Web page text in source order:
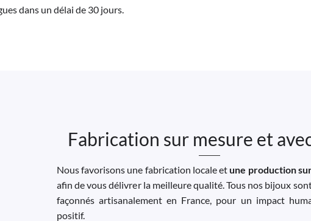
dans un délai de 30 jours.
Fabrication sur mesure et
Nous favorisons une fabrication locale etune production
afin de vous délivrer la meilleure qualité. Tous nos bijoux
façonnés artisanalement en France, pour un impact
positif.